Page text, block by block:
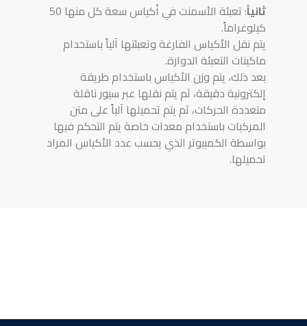
ثانياً
: تعبئة الأسمنت في أكياس سعة كل منها 50
كيلوغراماً.
يتم نقل الأكياس الفارغة وتعبئتها آلياً باستخدام
ماكينات التعبئة الدوارة.
بعد ذلك، يتم وزن الأكياس باستخدام طريقة
إلكترونية دقيقة، ثم يتم نقلها عبر سيور ناقلة
متعددة الحركات، ثم يتم تحميلها آلياً على متن
المركبات باستخدام معدات خاصة يتم التحكم فيها
بواسطة الكمبيوتر الذي يحسب عدد الأكياس المراد
تحميلها.